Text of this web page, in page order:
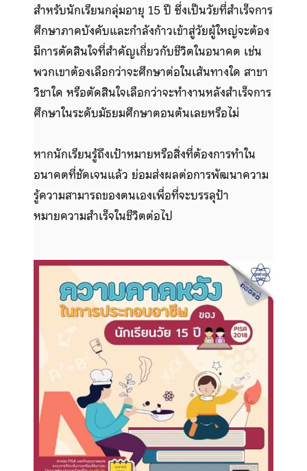
สำหรับนักเรียนกลุ่มอายุ 15 ปี ซึ่งเป็นวัยที่สำเร็จการ
ศึกษาภาคบังคับและกำลังก้าวเข้าสู่วัยผู้ใหญ่จะต้อง
มีการตัดสินใจที่สำคัญเกี่ยวกับชีวิตในอนาคต เช่น
พวกเขาต้องเลือกว่าจะศึกษาต่อในเส้นทางใด สาขา
วิชาใด หรือตัดสินใจเลือกว่าจะทำงานหลังสำเร็จการ
ศึกษาในระดับมัธยมศึกษาตอนต้นเลยหรือไม่
หากนักเรียนรู้ถึงเป้าหมายหรือสิ่งที่ต้องการทำใน
อนาคตที่ชัดเจนแล้ว ย่อมส่งผลต่อการพัฒนาความ
รู้ความสามารถของตนเองเพื่อที่จะบรรลุป้า
หมายความสำเร็จในชีวิตต่อไป